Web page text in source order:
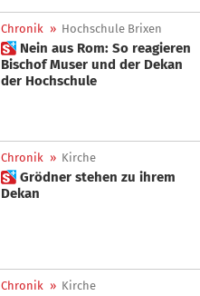
Chronik » Hochschule Brixen
 Nein aus Rom: So reagieren
Bischof Muser und der Dekan
der Hochschule
Chronik » Kirche
 Grödner stehen zu ihrem
Dekan
Chronik » Kirche